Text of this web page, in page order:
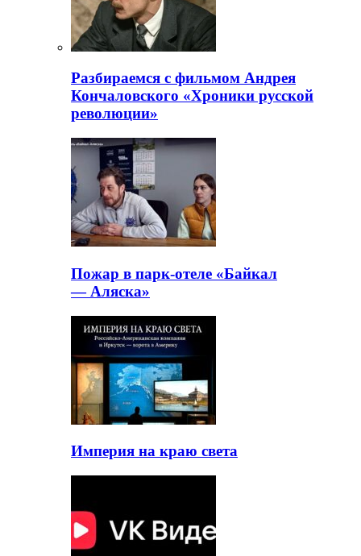
Разбираемся с фильмом Андрея
Кончаловского «Хроники русской
революции»
Пожар в парк-отеле «Байкал
— Аляска»
Империя на краю света